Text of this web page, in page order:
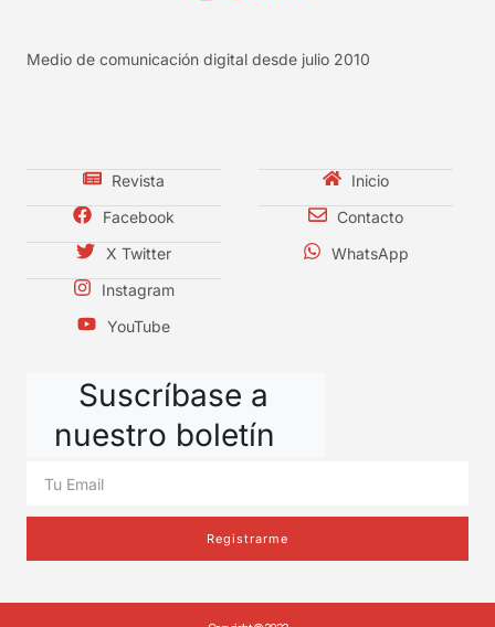
Medio de comunicación digital desde julio 2010
Revista
Facebook
X Twitter
Instagram
YouTube
Inicio
Contacto
WhatsApp
Suscríbase a
nuestro boletín
Registrarme